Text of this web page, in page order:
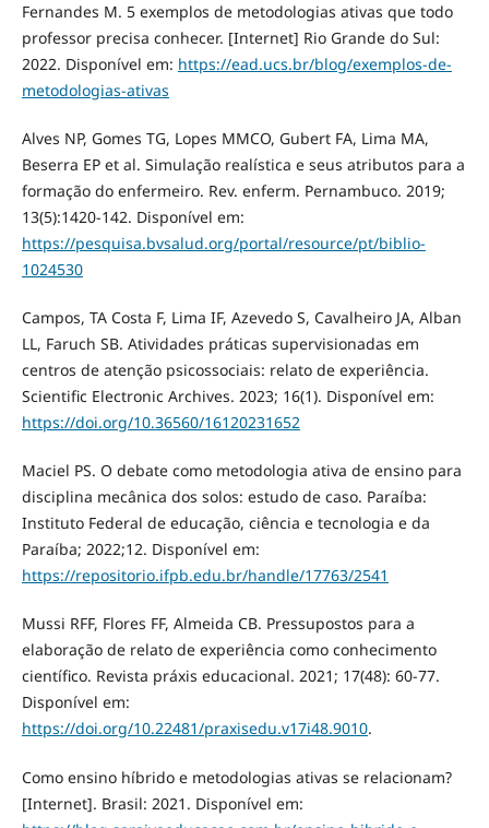
Fernandes M. 5 exemplos de metodologias ativas que todo
professor precisa conhecer. [Internet] Rio Grande do Sul:
2022. Disponível em: https://ead.ucs.br/blog/exemplos-de-
metodologias-ativas
Alves NP, Gomes TG, Lopes MMCO, Gubert FA, Lima MA,
Beserra EP et al. Simulação realística e seus atributos para a
formação do enfermeiro. Rev. enferm. Pernambuco. 2019;
13(5):1420-142. Disponível em:
https://pesquisa.bvsalud.org/portal/resource/pt/biblio-
1024530
Campos, TA Costa F, Lima IF, Azevedo S, Cavalheiro JA, Alban
LL, Faruch SB. Atividades práticas supervisionadas em
centros de atenção psicossociais: relato de experiência.
Scientific Electronic Archives. 2023; 16(1). Disponível em:
https://doi.org/10.36560/16120231652
Maciel PS. O debate como metodologia ativa de ensino para
disciplina mecânica dos solos: estudo de caso. Paraíba:
Instituto Federal de educação, ciência e tecnologia e da
Paraíba; 2022;12. Disponível em:
https://repositorio.ifpb.edu.br/handle/17763/2541
Mussi RFF, Flores FF, Almeida CB. Pressupostos para a
elaboração de relato de experiência como conhecimento
científico. Revista práxis educacional. 2021; 17(48): 60-77.
Disponível em:
https://doi.org/10.22481/praxisedu.v17i48.9010.
Como ensino híbrido e metodologias ativas se relacionam?
[Internet]. Brasil: 2021. Disponível em: